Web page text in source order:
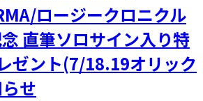
ロージークロニクル
直筆ソロサイン入り特
ゼント(7/18.19オリック
せ